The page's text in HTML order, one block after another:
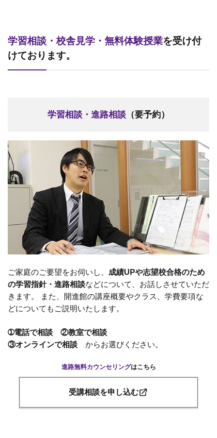
学習相談・校舎見学・無料体験授業を受け付
けております。
学習相談・進路相談 （要予約）
ご家庭のご要望をお伺いし、 成績UPや志望校合格のため
の学習指針・進路相談などについて、お話しさせていただ
きます。 また、開進館の講座概要やクラス、学費要項な
どについてもご説明いたします。
➀電話で相談 ②教室で相談
③オンラインで相談 からお選びください。
進路無料カウンセリングはこちら
受講相談を申し込む